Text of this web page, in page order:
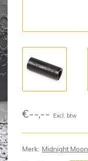
€--,-- Excl. btw
Merk: Midnight Moon